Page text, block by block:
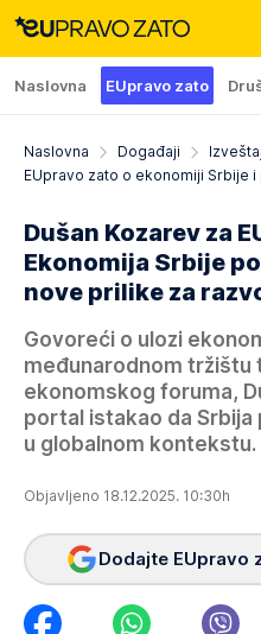
Naslovna EUpravo zato
Naslovna Događaji
EUpravo zato o ekonomiji Srbije
Dušan Kozarev za
Ekonomija Srbije
nove prilike za
Govoreći o ulozi
međunarodnom tržištu
ekonomskog foruma,
portal istakao da
u globalnom kontekstu.
Objavljeno 18.12.2025. 10:30h
Dodajte EUpravo